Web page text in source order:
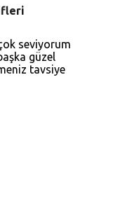
seviyorum
güzel
tavsiye